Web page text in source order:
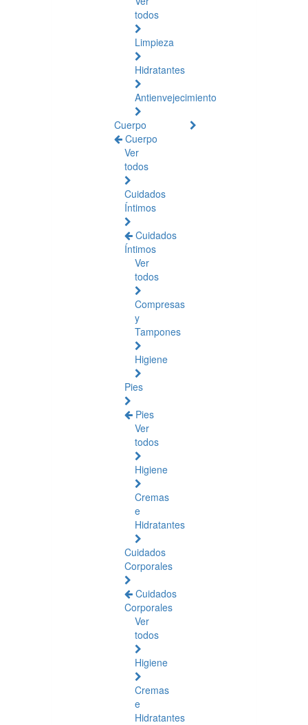
todos
Limpieza
Hidratantes
Antienvejecimiento
Cuerpo
Cuerpo
Ver
todos
Cuidados
Íntimos
Cuidados
Íntimos
Ver
todos
Compresas
y
Tampones
Higiene
Pies
Pies
Ver
todos
Higiene
Cremas
e
Hidratantes
Cuidados
Corporales
Cuidados
Corporales
Ver
todos
Higiene
Cremas
e
Hidratantes